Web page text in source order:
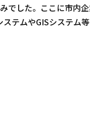
でした。ここに市内
テムやGISシステム